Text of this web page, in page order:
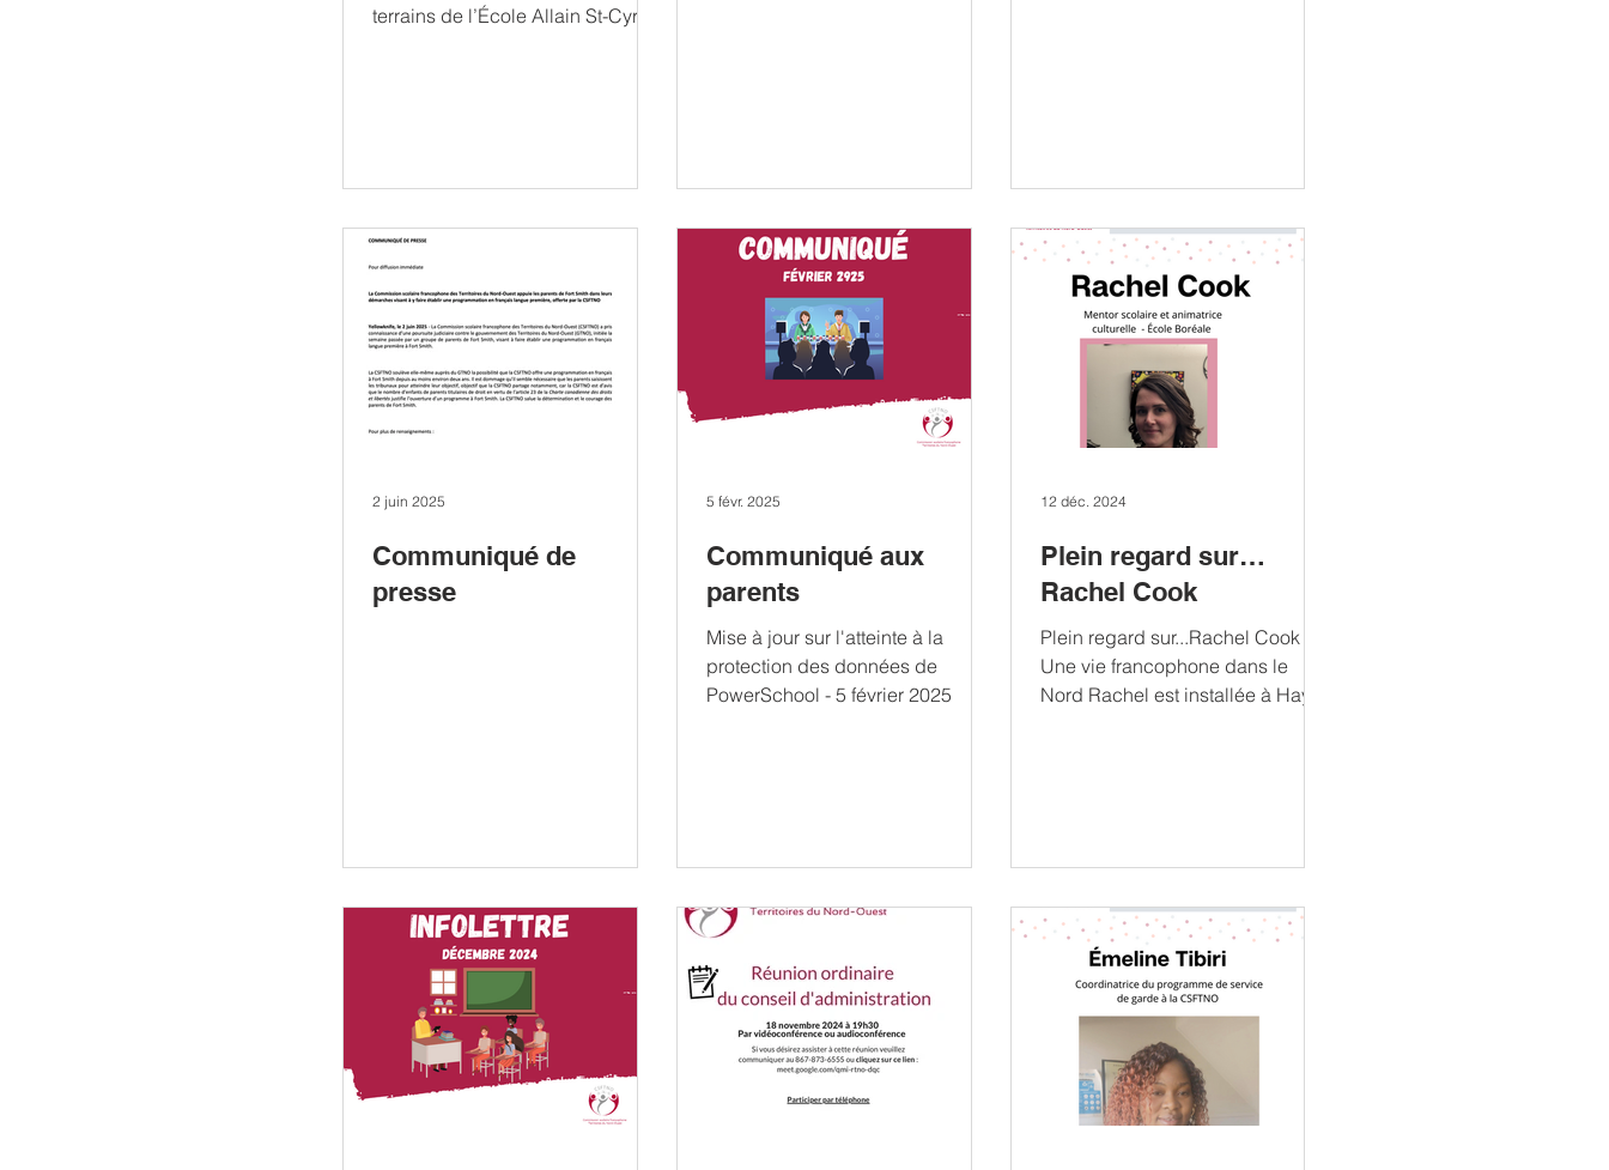
terrains de l’École Allain St-Cyr et
Communiqué de
presse
2 juin 2025
Communiqué aux
parents
Mise à jour sur l'atteinte à la
protection des données de
PowerSchool - 5 février 2025
5 févr. 2025
Plein regard sur…
Rachel Cook
Plein regard sur...Rachel Cook
Une vie francophone dans le
Nord Rachel est installée à Hay
12 déc. 2024